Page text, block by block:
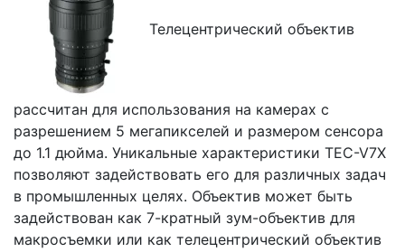
Телецентрический объектив
рассчитан для использования на камерах с
разрешением 5 мегапикселей и размером сенсора
до 1.1 дюйма. Уникальные характеристики TEC-V7X
позволяют задействовать его для различных задач
в промышленных целях. Объектив может быть
задействован как 7-кратный зум-объектив для
макросъемки или как телецентрический объектив